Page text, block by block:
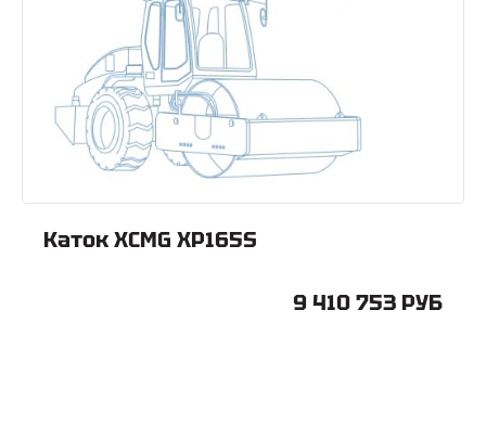
Каток XCMG XP165S
9 410 753 РУБ